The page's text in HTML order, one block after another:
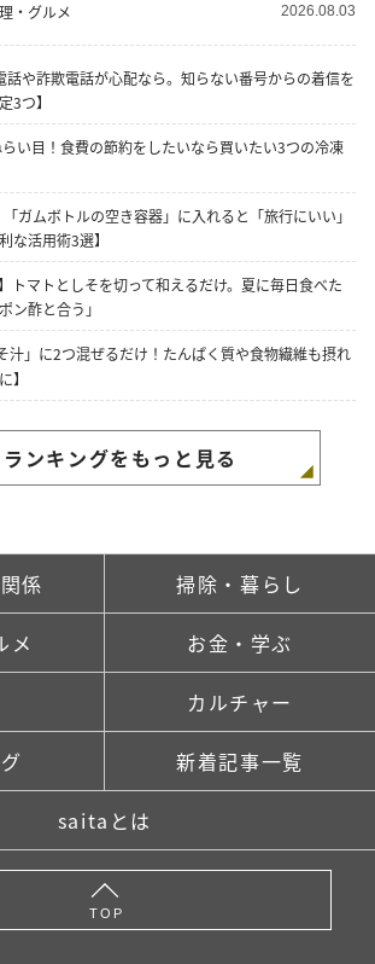
・グルメ 2026.08.03
話や詐欺電話が心配なら。知らない番号からの着信を
3つ】
い目！食費の節約をしたいなら買いたい3つの冷凍
ガムボトルの空き容器」に入れると「旅行にいい」
な活用術3選】
トマトとしそを切って和えるだけ。夏に毎日食べた
ン酢と合う」
汁」に2つ混ぜるだけ！たんぱく質や食物繊維も摂れ
】
ランキングをもっと見る
係 掃除・暮らし
メ お金・学ぶ
カルチャー
新着記事一覧
saitaとは
TOP